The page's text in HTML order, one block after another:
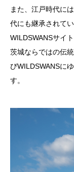
また、江戸時代に
代にも継承されてい
WILDSWANSサイ
茨城ならではの伝
びWILDSWANSに
す。